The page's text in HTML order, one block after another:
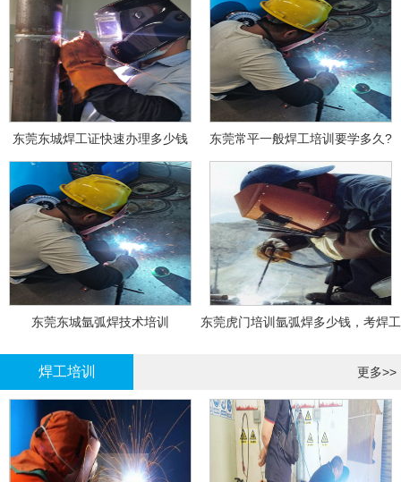
东莞东城焊工证快速办理多少钱 东莞常平一般焊工培训要学多久?
东莞东城氩弧焊技术培训
东莞虎门培训氩弧焊多少钱，考焊工
焊工培训 更多>>